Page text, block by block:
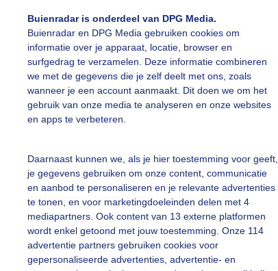
Buienradar is onderdeel van DPG Media.
Buienradar en DPG Media gebruiken cookies om
informatie over je apparaat, locatie, browser en
surfgedrag te verzamelen. Deze informatie combineren
we met de gegevens die je zelf deelt met ons, zoals
wanneer je een account aanmaakt. Dit doen we om het
gebruik van onze media te analyseren en onze websites
en apps te verbeteren.
Daarnaast kunnen we, als je hier toestemming voor geeft,
je gegevens gebruiken om onze content, communicatie
en aanbod te personaliseren en je relevante advertenties
te tonen, en voor marketingdoeleinden delen met 4
mediapartners. Ook content van 13 externe platformen
wordt enkel getoond met jouw toestemming. Onze 114
advertentie partners gebruiken cookies voor
gepersonaliseerde advertenties, advertentie- en
grond lijkt verzadigd met al die regenbuien
Arjan Eikelenboom Gemaakt: 15-11-2025, 32x bekeken
Weerspiegeling Wolken